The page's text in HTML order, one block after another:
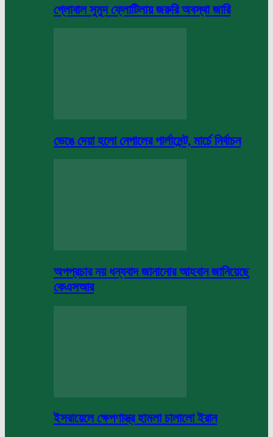
গ্লোবাল সুমুদ ফ্লোটিলায় জরুরি অবস্থা জারি
ভেঙে দেয়া হলো নেপালের পার্লামেন্ট, মার্চে নির্বাচন
অপপ্রচার নয় ধন্যবাদ জানানোর আহবান জানিয়েছে
কেএসআর
ইসরায়েলে ক্ষেপণাস্ত্র হামলা চালালো ইরান